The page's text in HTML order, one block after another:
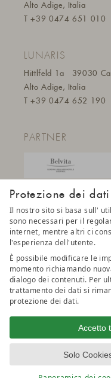
Protezione dei
Il nostro sito si basa sull'
sono necessari per il
internet, mentre altri ci
l'esperienza dell'utente.
È possibile modificare le
momento richiamando
dialogo dei contenuti. Per
trattamento dei dati si
protezione dei dati.
Accetto
Solo
Alto Adige, Italia
T+39 0474 651 010
LUNARIS
Hittlfeld 1a
39030
Alto Adige, Italia
T+39 0474 652 190
PARTNER
© 2025 AMONTI &
Privacy
Belvita Leading